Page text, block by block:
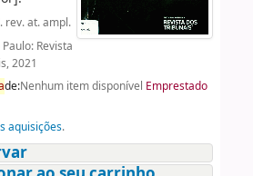
rev. at. ampl.
Revista
2021
de:Nenhum item disponível Emprestado
aquisições.